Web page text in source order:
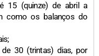
15 (quinze) de abril a
como os balanços do
30 (trintas) dias, por